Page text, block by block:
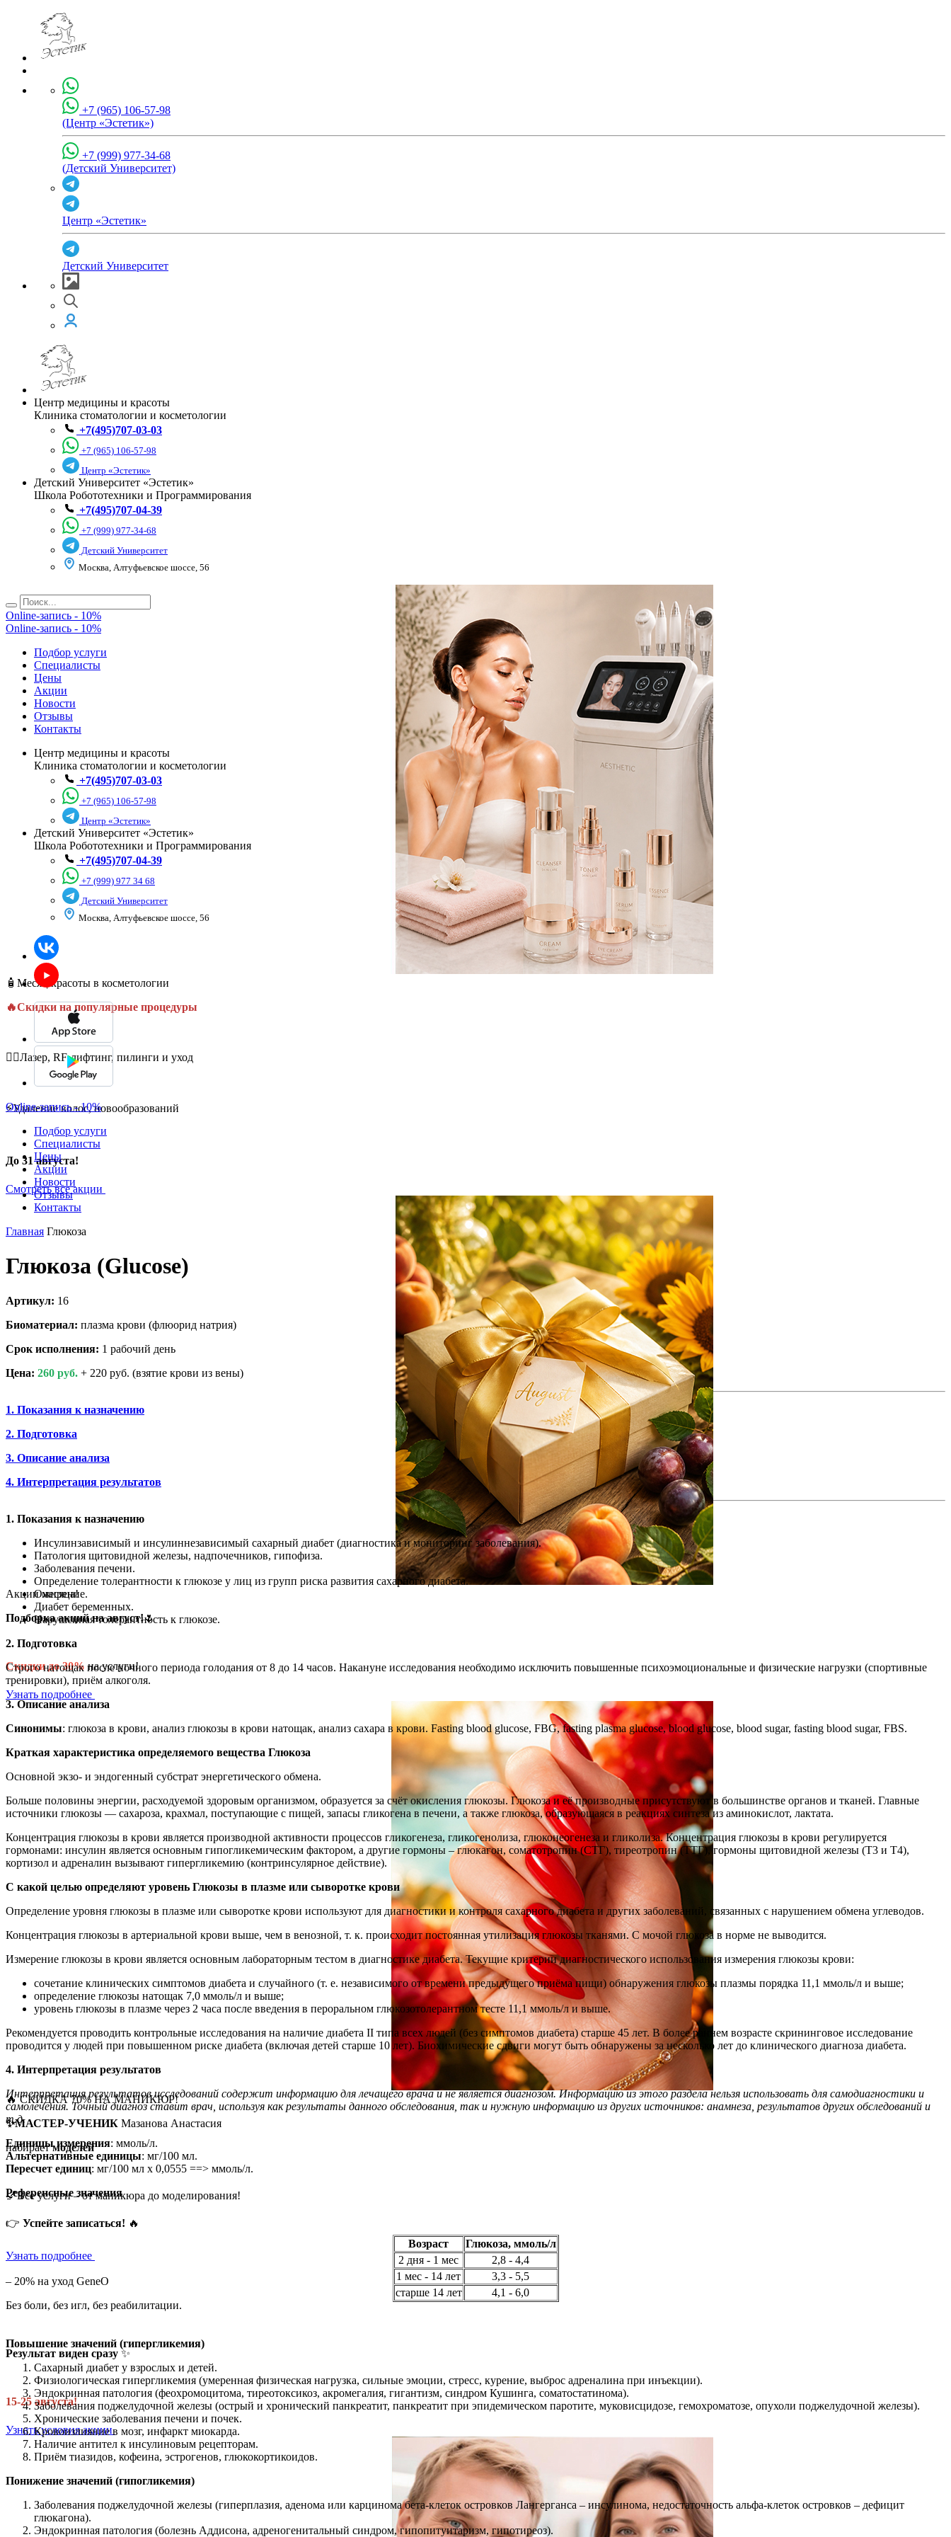
+7 (965) 106-57-98
(Центр «Эстетик»)
+7 (999) 977-34-68
(Детский Университет)
Центр «Эстетик»
Детский Университет
Центр медицины и красоты
Клиника стоматологии и косметологии
+7(495)707-03-03
+7 (965) 106-57-98
Центр «Эстетик»
Детский Университет «Эстетик»
Школа Робототехники и Программирования
+7(495)707-04-39
+7 (999) 977-34-68
Детский Университет
Москва, Алтуфьевское шоссе, 56
🧴Месяц красоты в косметологии
🔥Скидки на популярные процедуры
💆‍♀️Лазер, RF-лифтинг, пилинги и уход
⚡Удаление волос, новообразований
До 31 августа!
Смотреть все акции
Акции месяца!
Подборка акций на август!🌷
Скидки до 30% на услуги!
Узнать подробнее
🔥 СКИДКА 70% НА МАНИКЮР!
✨МАСТЕР-УЧЕНИК Мазанова Анастасия
набираетмоделей
💅Все услуги – от маникюра до моделирования!
👉 Успейте записаться! 🔥
Узнать подробнее
– 20% на уход GeneO
Без боли, без игл, без реабилитации.
Результат виден сразу ✨
15-25 августа!
Узнать условия акции
Online-запись - 10%
Online-запись - 10%
Подбор услуги
Специалисты
Цены
Акции
Новости
Отзывы
Контакты
Центр медицины и красоты
Клиника стоматологии и косметологии
+7(495)707-03-03
+7 (965) 106-57-98
Центр «Эстетик»
Детский Университет «Эстетик»
Школа Робототехники и Программирования
+7(495)707-04-39
+7 (999) 977 34 68
Детский Университет
Москва, Алтуфьевское шоссе, 56
Online-запись - 10%
Подбор услуги
Специалисты
Цены
Акции
Новости
Отзывы
Контакты
Главная Глюкоза
Глюкоза (Glucose)
Артикул: 16
Биоматериал: плазма крови (флюорид натрия)
Срок исполнения: 1 рабочий день
Цена: 260 руб. + 220 руб. (взятие крови из вены)
1. Показания к назначению
2. Подготовка
3. Описание анализа
4. Интерпретация результатов
1. Показания к назначению
Инсулинзависимый и инсулиннезависимый сахарный диабет (диагностика и мониторинг заболевания).
Патология щитовидной железы, надпочечников, гипофиза.
Заболевания печени.
Определение толерантности к глюкозе у лиц из групп риска развития сахарного диабета.
Ожирение.
Диабет беременных.
Нарушенная толерантность к глюкозе.
2. Подготовка
Строго натощак после ночного периода голодания от 8 до 14 часов. Накануне исследования необходимо исключить повышенные психоэмоциональные и физические нагрузки (спортивные
тренировки), приём алкоголя.
3. Описание анализа
Синонимы: глюкоза в крови, анализ глюкозы в крови натощак, анализ сахара в крови. Fasting blood glucose, FBG, fasting plasma glucose, blood glucose, blood sugar, fasting blood sugar, FBS.
Краткая характеристика определяемого вещества Глюкоза
Основной экзо- и эндогенный субстрат энергетического обмена.
Больше половины энергии, расходуемой здоровым организмом, образуется за счёт окисления глюкозы. Глюкоза и её производные присутствуют в большинстве органов и тканей. Главные
источники глюкозы — сахароза, крахмал, поступающие с пищей, запасы гликогена в печени, а также глюкоза, образующаяся в реакциях синтеза из аминокислот, лактата.
Концентрация глюкозы в крови является производной активности процессов гликогенеза, гликогенолиза, глюконеогенеза и гликолиза. Концентрация глюкозы в крови регулируется
гормонами: инсулин является основным гипогликемическим фактором, а другие гормоны – глюкагон, соматотропин (СТГ), тиреотропин (ТТГ), гормоны щитовидной железы (Т3 и Т4),
кортизол и адреналин вызывают гипергликемию (контринсулярное действие).
С какой целью определяют уровень Глюкозы в плазме или сыворотке крови
Определение уровня глюкозы в плазме или сыворотке крови используют для диагностики и контроля сахарного диабета и других заболеваний, связанных с нарушением обмена углеводов.
Концентрация глюкозы в артериальной крови выше, чем в венозной, т. к. происходит постоянная утилизация глюкозы тканями. С мочой глюкоза в норме не выводится.
Измерение глюкозы в крови является основным лабораторным тестом в диагностике диабета. Текущие критерии диагностического использования измерения глюкозы крови:
сочетание клинических симптомов диабета и случайного (т. е. независимого от времени предыдущего приёма пищи) обнаружения глюкозы плазмы порядка 11,1 ммоль/л и выше;
определение глюкозы натощак 7,0 ммоль/л и выше;
уровень глюкозы в плазме через 2 часа после введения в пероральном глюкозотолерантном тесте 11,1 ммоль/л и выше.
Рекомендуется проводить контрольные исследования на наличие диабета II типа всех людей (без симптомов диабета) старше 45 лет. В более раннем возрасте скрининговое исследование
проводится у людей при повышенном риске диабета (включая детей старше 10 лет). Биохимические сдвиги могут быть обнаружены за несколько лет до клинического диагноза диабета.
4. Интерпретация результатов
Интерпретация результатов исследований содержит информацию для лечащего врача и не является диагнозом. Информацию из этого раздела нельзя использовать для самодиагностики и
самолечения. Точный диагноз ставит врач, используя как результаты данного обследования, так и нужную информацию из других источников: анамнеза, результатов других обследований и
т.д.
Единицы измерения: ммоль/л.
Альтернативные единицы: мг/100 мл.
Пересчет единиц: мг/100 мл х 0,0555 ==> ммоль/л.
Референсные значения
Возраст
Глюкоза, ммоль/л
2 дня - 1 мес
2,8 - 4,4
1 мес - 14 лет
3,3 - 5,5
старше 14 лет
4,1 - 6,0
Повышение значений (гипергликемия)
Сахарный диабет у взрослых и детей.
Физиологическая гипергликемия (умеренная физическая нагрузка, сильные эмоции, стресс, курение, выброс адреналина при инъекции).
Эндокринная патология (феохромоцитома, тиреотоксикоз, акромегалия, гигантизм, синдром Кушинга, соматостатинома).
Заболевания поджелудочной железы (острый и хронический панкреатит, панкреатит при эпидемическом паротите, муковисцидозе, гемохроматозе, опухоли поджелудочной железы).
Хронические заболевания печени и почек.
Кровоизлияние в мозг, инфаркт миокарда.
Наличие антител к инсулиновым рецепторам.
Приём тиазидов, кофеина, эстрогенов, глюкокортикоидов.
Понижение значений (гипогликемия)
Заболевания поджелудочной железы (гиперплазия, аденома или карцинома бета-клеток островков Лангерганса – инсулинома, недостаточность альфа-клеток островков – дефицит
глюкагона).
Эндокринная патология (болезнь Аддисона, адреногенитальный синдром, гипопитуитаризм, гипотиреоз).